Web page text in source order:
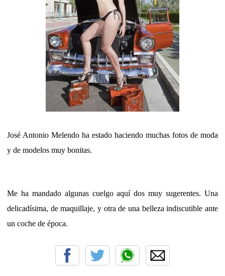
José Antonio Melendo ha estado haciendo muchas fotos de moda
y de modelos muy bonitas.
Me ha mandado algunas cuelgo aquí dos muy sugerentes. Una
delicadísima, de maquillaje, y otra de una belleza indiscutible ante
un coche de época.